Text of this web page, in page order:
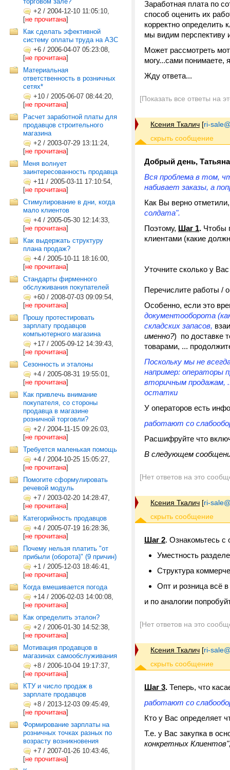
+2 / 2004-12-10 11:05:10,
[не прочитана]
Как сделать эфективной
систему оплаты труда на АЗС
+6 / 2006-04-07 05:23:08,
[не прочитана]
Материальная
ответственность в розничных
сетях*
+10 / 2005-06-07 08:44:20,
[не прочитана]
Расчет заработной платы для
продавцов строительного
магазина
+2 / 2003-07-29 13:11:24,
[не прочитана]
Меня волнует
заинтересованность продавца
+11 / 2005-03-11 17:10:54,
[не прочитана]
Стимулирование в дни, когда
мало клиентов
+4 / 2005-05-30 12:14:33,
[не прочитана]
Как выдержать структуру
плана продаж?
+4 / 2005-10-11 18:16:00,
[не прочитана]
Стандарты фирменного
обслуживания покупателей
+60 / 2008-07-03 09:09:54,
[не прочитана]
Прошу протестировать
зарплату продавцов
компьютерного магазина
+17 / 2005-09-12 14:39:43,
[не прочитана]
Сезонность и эталоны
+4 / 2005-08-31 19:55:01,
[не прочитана]
Как привлечь внимание
покупателя, со стороны
продавца в магазине
розничной торговли?
+2 / 2004-11-15 09:26:03,
[не прочитана]
Требуется маленькая помощь
+4 / 2004-10-25 15:05:27,
[не прочитана]
Помогите сформулировать
речевой модуль
+7 / 2003-02-20 14:28:47,
[не прочитана]
Категорийность продавцов
+4 / 2005-07-19 16:28:36,
[не прочитана]
Почему нельзя платить "от
прибыли (оборота)" (9 причин)
+1 / 2005-12-03 18:46:41,
[не прочитана]
Когда вмешивается погода
+14 / 2006-02-03 14:00:08,
[не прочитана]
Как определить эталон?
+2 / 2006-01-30 14:52:38,
[не прочитана]
Мотивация продавцов в
магазинах самообслуживания
+8 / 2006-10-04 19:17:37,
[не прочитана]
КТУ и число продаж в
зарплате продавцов
+8 / 2013-12-03 09:45:49,
[не прочитана]
Формирование зарплаты на
розничных точках разных по
возрасту возникновения
+7 / 2007-01-26 10:43:46,
[не прочитана]
Заработная плата по
способ оценить их
корректно определить
мы видим перспективу
Может рассмотреть
могу...сами понимаете,
Жду ответа...
[Показать все ответы на
Ксения Ткалич [ri-
Добрый день,
Вся проблема в том,
набивает заказы, а
Как Вы верно
солдата".
Поэтому, Шаг 1. Чтобы
клиентами (какие
Уточните сколько у
Перечислите работы /
Особенно, если это
документооборота (
складских запасов,
именно?) по доставке
товарами, ...
Поскольку мы не
например: операторы
вторичным продажам,
остатки
У операторов есть
работают со
Расшифруйте что
В следующем
[Нет ответов на это
Ксения Ткалич [ri-
Шаг 2. Ознакомьтесь с
Уместность
Структура
Опт и розница всё
и по аналогии
[Нет ответов на это
Ксения Ткалич [ri-
Шаг 3. Теперь, что
работают со
Кто у Вас определяет
Т.е. у Вас закупка в
конкретных